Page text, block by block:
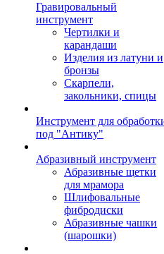
Гравировальный
инструмент
Чертилки и
карандаши
Изделия из латуни и
бронзы
Скарпели,
закольники, спицы
Инструмент для
под "Антику"
Абразивный инструмент
Абразивные щетки
для мрамора
Шлифовальные
фибродиски
Абразивные чашки
(шарошки)